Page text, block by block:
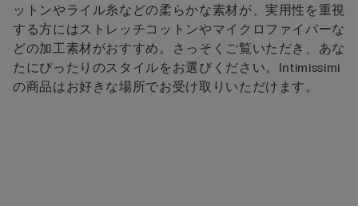
ットンやライル糸などの柔らかな素材が、実用性を重視
する方にはストレッチコットンやマイクロファイバーな
どの加工素材がおすすめ。さっそくご覧いただき、あな
たにぴったりのスタイルをお選びください。Intimissimi
の商品はお好きな場所でお受け取りいただけます。